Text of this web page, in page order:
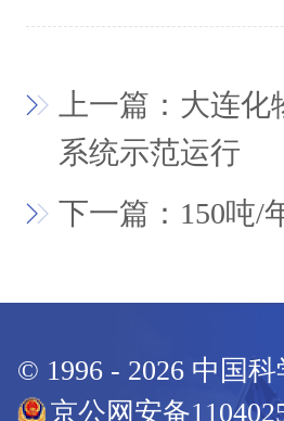
上一篇：大连
系统示范运行
下一篇：150吨/
© 1996 - 2026 中国
京公网安备